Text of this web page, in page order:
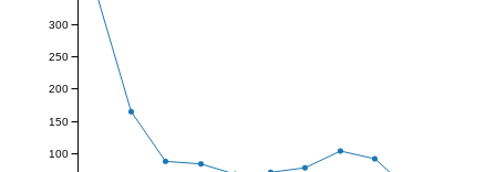
100
150
200
250
300